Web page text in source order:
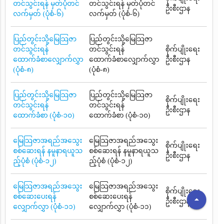
တင်သွင်းရန် မှတ်ပုံတင်
လက်မှတ် (ပုံစံ-၆)
တင်သွင်းရန် မှတ်ပုံတင်
လက်မှတ် (ပုံစံ-၆)
ဦးစီးဌာန
ပြည်တွင်းသို့မြေသြဇာ
တင်သွင်းရန်
ထောက်ခံစာလျှောက်လွှာ
(ပုံစံ-၈)
ပြည်တွင်းသို့မြေသြဇာ
တင်သွင်းရန်
ထောက်ခံစာလျှောက်လွှာ
(ပုံစံ-၈)
စိုက်ပျိုးရေး
ဦးစီးဌာန
ပြည်တွင်းသို့မြေသြဇာ
တင်သွင်းရန်
ထောက်ခံစာ (ပုံစံ-၁၀)
ပြည်တွင်းသို့မြေသြဇာ
တင်သွင်းရန်
ထောက်ခံစာ (ပုံစံ-၁၀)
စိုက်ပျိုးရေး
ဦးစီးဌာန
မြေသြဇာအရည်အသွေး
စစ်ဆေးရန် နမူနာရယူသ
ည့်ပုံစံ (ပုံစံ-၁၂)
မြေသြဇာအရည်အသွေး
စစ်ဆေးရန် နမူနာရယူသ
ည့်ပုံစံ (ပုံစံ-၁၂)
စိုက်ပျိုးရေး
ဦးစီးဌာန
မြေသြဇာအရည်အသွေး
စစ်ဆေးပေးရန်
လျှောက်လွှာ (ပုံစံ-၁၁)
မြေသြဇာအရည်အသွေး
စစ်ဆေးပေးရန်
လျှောက်လွှာ (ပုံစံ-၁၁)
စိုက်ပျိုးရေး
ဦးစီးဌာန
arrow_drop_up